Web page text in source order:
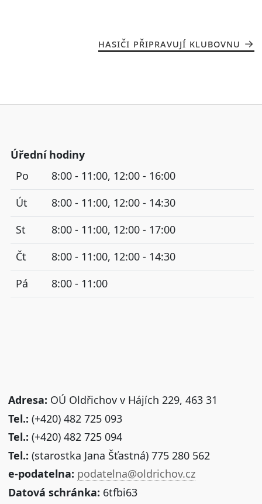
HASIČI PŘIPRAVUJÍ KLUBOVNU
Úřední hodiny
Po
8:00 - 11:00, 12:00 - 16:00
Út
8:00 - 11:00, 12:00 - 14:30
St
8:00 - 11:00, 12:00 - 17:00
Čt
8:00 - 11:00, 12:00 - 14:30
Pá
8:00 - 11:00
Adresa: OÚ Oldřichov v Hájích 229, 463 31
Tel.: (+420) 482 725 093
Tel.: (+420) 482 725 094
Tel.: (starostka Jana Šťastná) 775 280 562
e-podatelna: podatelna@oldrichov.cz
Datová schránka: 6tfbi63